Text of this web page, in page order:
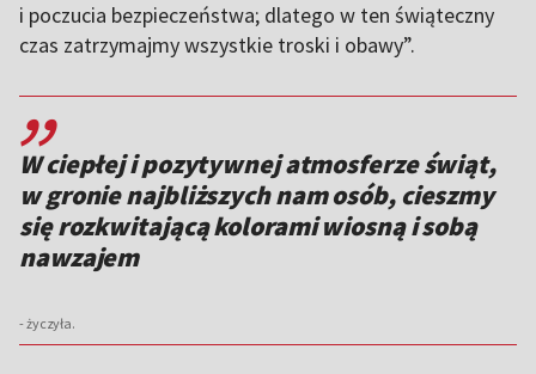
i poczucia bezpieczeństwa; dlatego w ten świąteczny
czas zatrzymajmy wszystkie troski i obawy”.
,,
W ciepłej i pozytywnej atmosferze świąt,
w gronie najbliższych nam osób, cieszmy
się rozkwitającą kolorami wiosną i sobą
nawzajem
- życzyła.